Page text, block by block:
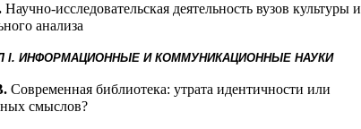
Научно-исследовательская деятельность вузов культуры и
анализа
I. ИНФОРМАЦИОННЫЕ И КОММУНИКАЦИОННЫЕ НАУКИ
Современная библиотека: утрата идентичности или
смыслов?